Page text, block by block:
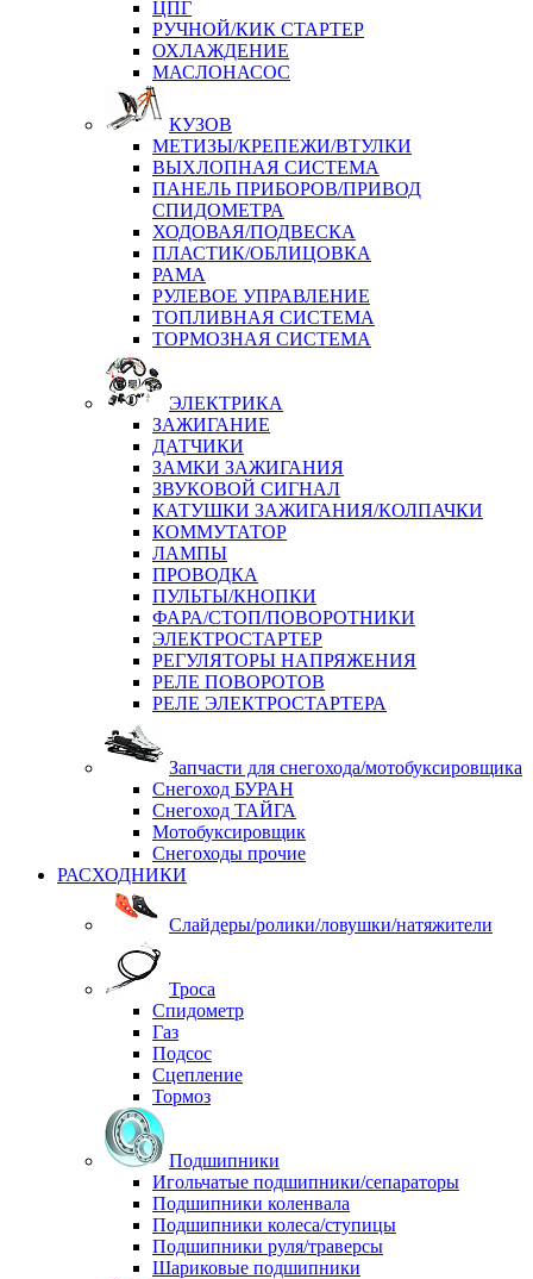
ЦПГ
РУЧНОЙ/КИК СТАРТЕР
ОХЛАЖДЕНИЕ
МАСЛОНАСОС
КУЗОВ
МЕТИЗЫ/КРЕПЕЖИ/ВТУЛКИ
ВЫХЛОПНАЯ СИСТЕМА
ПАНЕЛЬ ПРИБОРОВ/ПРИВОД
СПИДОМЕТРА
ХОДОВАЯ/ПОДВЕСКА
ПЛАСТИК/ОБЛИЦОВКА
РАМА
РУЛЕВОЕ УПРАВЛЕНИЕ
ТОПЛИВНАЯ СИСТЕМА
ТОРМОЗНАЯ СИСТЕМА
ЭЛЕКТРИКА
ЗАЖИГАНИЕ
ДАТЧИКИ
ЗАМКИ ЗАЖИГАНИЯ
ЗВУКОВОЙ СИГНАЛ
КАТУШКИ ЗАЖИГАНИЯ/КОЛПАЧКИ
КОММУТАТОР
ЛАМПЫ
ПРОВОДКА
ПУЛЬТЫ/КНОПКИ
ФАРА/СТОП/ПОВОРОТНИКИ
ЭЛЕКТРОСТАРТЕР
РЕГУЛЯТОРЫ НАПРЯЖЕНИЯ
РЕЛЕ ПОВОРОТОВ
РЕЛЕ ЭЛЕКТРОСТАРТЕРА
Запчасти для снегохода/мотобуксировщика
Снегоход БУРАН
Снегоход ТАЙГА
Мотобуксировщик
Снегоходы прочие
РАСХОДНИКИ
Слайдеры/ролики/ловушки/натяжители
Троса
Спидометр
Газ
Подсос
Сцепление
Тормоз
Подшипники
Игольчатые подшипники/сепараторы
Подшипники коленвала
Подшипники колеса/ступицы
Подшипники руля/траверсы
Шариковые подшипники